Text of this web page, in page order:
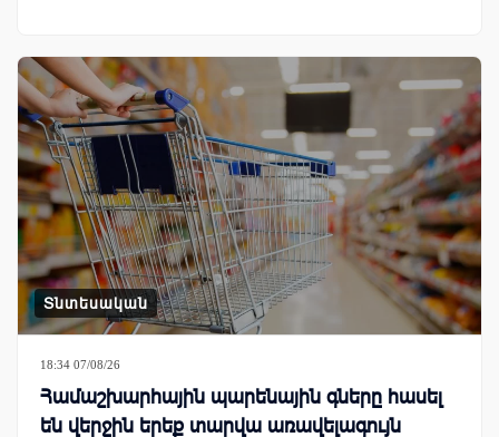
Տնտեսական
18:34 07/08/26
Համաշխարհային պարենային գները հասել
են վերջին երեք տարվա առավելագույն